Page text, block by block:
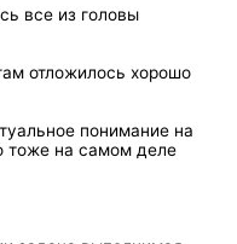
все из головы
отложилось хорошо
понимание на
тоже на самом деле